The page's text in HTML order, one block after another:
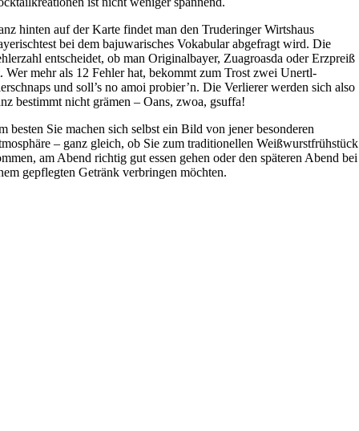
hinten auf der Karte findet man den Truderinger Wirtshaus
bei dem bajuwarisches Vokabular abgefragt wird. Die
entscheidet, ob man Originalbayer, Zuagroasda oder Erzpreiß
Wer mehr als 12 Fehler hat, bekommt zum Trost zwei Unertl-
und soll’s no amoi probier’n. Die Verlierer werden sich also
bestimmt nicht grämen – Oans, zwoa, gsuffa!
besten Sie machen sich selbst ein Bild von jener besonderen
– ganz gleich, ob Sie zum traditionellen Weißwurstfrühstück
am Abend richtig gut essen gehen oder den späteren Abend bei
gepflegten Getränk verbringen möchten.